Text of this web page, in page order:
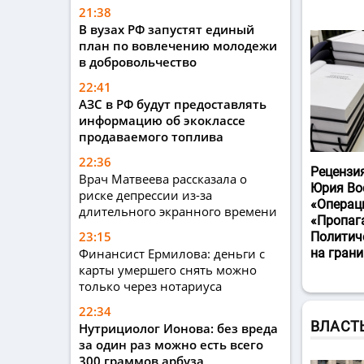
21:38
В вузах РФ запустят единый
план по вовлечению молодежи
в добровольчество
22:41
АЗС в РФ будут предоставлять
информацию об экоклассе
продаваемого топлива
22:36
Врач Матвеева рассказала о
риске депрессии из-за
длительного экранного времени
23:15
Финансист Ермилова: деньги с
карты умершего снять можно
только через нотариуса
22:34
Нутрициолог Ионова: без вреда
за один раз можно есть всего
Юрия
на